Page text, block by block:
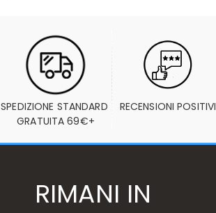
SPEDIZIONE STANDARD
GRATUITA 69€+
RECENSIONI POSITIVI
RIMANI IN